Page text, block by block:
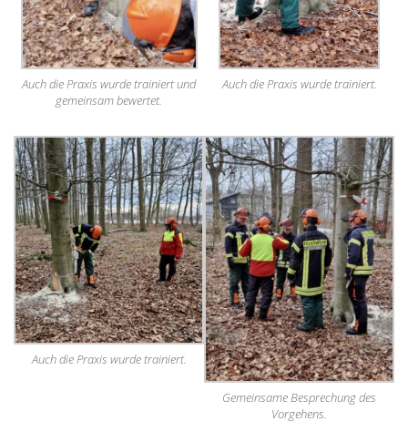
Auch die Praxis wurde trainiert und
gemeinsam bewertet.
Auch die Praxis wurde trainiert.
Auch die Praxis wurde trainiert.
Gemeinsame Besprechung des
Vorgehens.